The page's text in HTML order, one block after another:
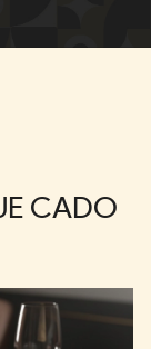
CADO